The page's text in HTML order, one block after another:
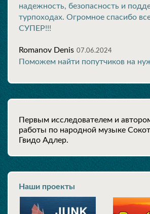
надежность, безопасность и
турпоходах. Огромное спасибо
СУПЕР!!!
Romanov Denis 07.06.2024
Поможем найти попутчиков на
Первым исследователем и
работы по народной музыке
Гвидо Адлер.
Наши проекты